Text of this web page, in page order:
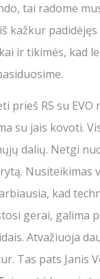
tai radome
kažkur
ir tikimės, kad
prieš R5 su EVO
su jais kovoti.
dalių. Netgi
Nusiteikimas
kad
gerai, galima
Atvažiuoja
Tas pats Janis